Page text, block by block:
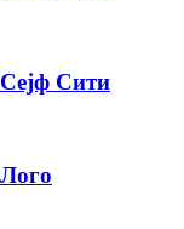
Сејф Сити
Лого